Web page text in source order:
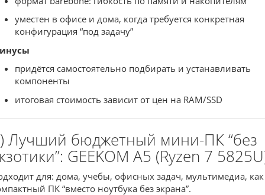
уместен в офисе и дома, когда требуется конкретная
конфигурация “под задачу”
придётся самостоятельно подбирать и устанавливать
компоненты
итоговая стоимость зависит от цен на RAM/SSD
Лучший бюджетный мини-ПК “без
GEEKOM A5 (Ryzen 7
для: дома, учебы, офисных задач, мультимедиа, как
ПК “вместо ноутбука без экрана”.